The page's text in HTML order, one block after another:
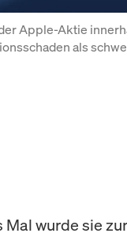
Apple-Aktie
als
wurde sie